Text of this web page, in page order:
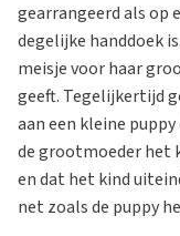
gearrangeerd als op
degelijke handdoek
meisje voor haar
geeft. Tegelijkertijd
aan een kleine
de grootmoeder het
en dat het kind
net zoals de puppy